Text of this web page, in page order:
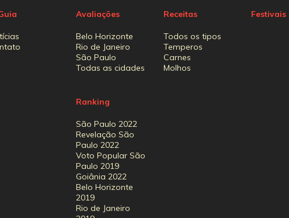
Avaliações
Belo Horizonte
Rio de Janeiro
São Paulo
Todas as cidades
Ranking
São Paulo 2022
Revelação São
Paulo 2022
Voto Popular São
Paulo 2019
Goiânia 2022
Belo Horizonte
2019
Rio de Janeiro
Receitas
Todos os tipos
Temperos
Carnes
Molhos
Festivais